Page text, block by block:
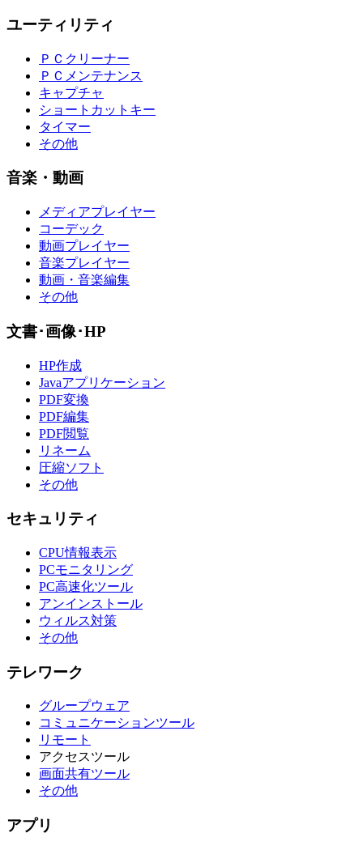
ユーティリティ
ＰＣクリーナー
ＰＣメンテナンス
キャプチャ
ショートカットキー
タイマー
その他
音楽・動画
メディアプレイヤー
コーデック
動画プレイヤー
音楽プレイヤー
動画・音楽編集
その他
文書･画像･HP
HP作成
Javaアプリケーション
PDF変換
PDF編集
PDF閲覧
リネーム
圧縮ソフト
その他
セキュリティ
CPU情報表示
PCモニタリング
PC高速化ツール
アンインストール
ウィルス対策
その他
テレワーク
グループウェア
コミュニケーションツール
リモート
アクセスツール
画面共有ツール
その他
アプリ